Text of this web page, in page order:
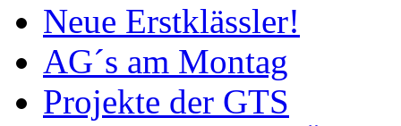
Neue Erstklässler!
AG´s am Montag
Projekte der GTS